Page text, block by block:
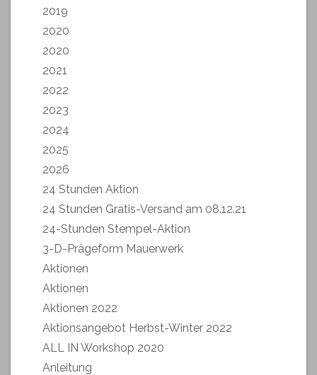
2019
2020
2020
2021
2022
2023
2024
2025
2026
24 Stunden Aktion
24 Stunden Gratis-Versand am 08.12.21
24-Stunden Stempel-Aktion
3-D-Prägeform Mauerwerk
Aktionen
Aktionen
Aktionen 2022
Aktionsangebot Herbst-Winter 2022
ALL IN Workshop 2020
Anleitung